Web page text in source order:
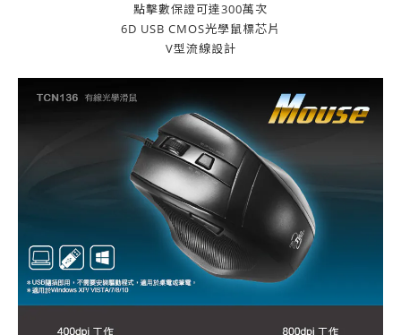
點擊數保證可達300萬次
6D USB CMOS光學鼠標芯片
V型流線設計